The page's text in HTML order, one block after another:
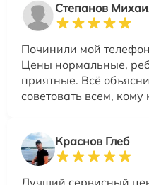
Степанов
Починили мой
Цены нормальные,
приятные. Всё
советовать всем,
Краснов Глеб